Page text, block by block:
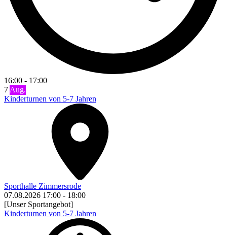
16:00 - 17:00
7Aug.
Kinderturnen von 5-7 Jahren
Sporthalle Zimmersrode
07.08.2026 17:00 - 18:00
[Unser Sportangebot]
Kinderturnen von 5-7 Jahren